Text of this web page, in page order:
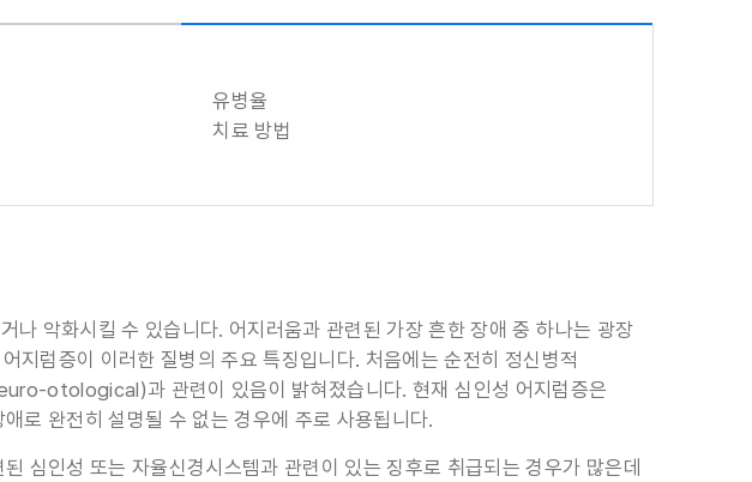
유병율
치료 방법
나 악화시킬 수 있습니다. 어지러움과 관련된 가장 흔한 장애 중 하나는 광장
지럼증이 이러한 질병의 주요 특징입니다. 처음에는 순전히 정신병적
otological)과 관련이 있음이 밝혀졌습니다. 현재 심인성 어지럼증은
로 완전히 설명될 수 없는 경우에 주로 사용됩니다.
심인성 또는 자율신경시스템과 관련이 있는 징후로 취급되는 경우가 많은데